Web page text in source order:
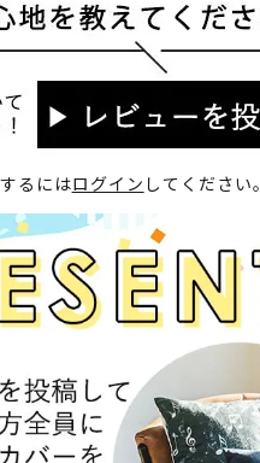
るにはログイン してください。